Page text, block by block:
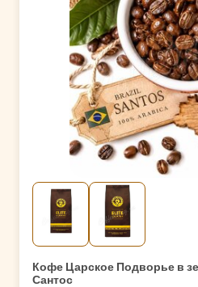
Кофе Царское Подворье в
Сантос